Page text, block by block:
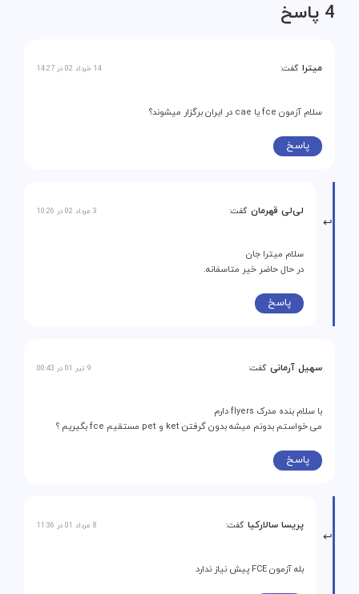
4 پاسخ
میترا گفت: 14 خرداد 02 در 14:27
سلام آزمون fce یا cae در ایران برگزار میشوند؟
پاسخ
لی‌لی قهرمان گفت: 3 مرداد 02 در 10:26
سلام میترا جان
در حال حاضر خیر متاسفانه.
پاسخ
سهیل آرمانی گفت: 9 تیر 01 در 00:43
با سلام بنده مدرک flyers دارم
می خواستم بدونم میشه بدون گرفتن ket و pet مستقیم fce بگیریم ؟
پاسخ
پریسا سالارکیا گفت: 8 مرداد 01 در 11:36
بله آزمون FCE پیش نیاز ندارد